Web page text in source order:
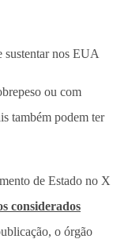
sustentar nos EUA
ou com
também podem ter
de Estado no X
considerados
o órgão